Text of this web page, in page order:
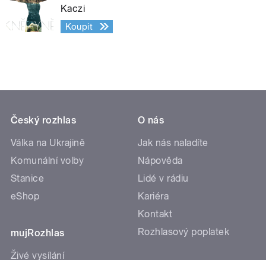
Kaczi
Koupit
Český rozhlas
Válka na Ukrajině
Komunální volby
Stanice
eShop
mujRozhlas
Živé vysílání
O nás
Jak nás naladíte
Nápověda
Lidé v rádiu
Kariéra
Kontakt
Rozhlasový poplatek